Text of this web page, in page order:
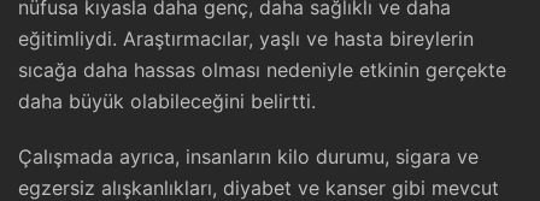
nüfusa kıyasla daha genç, daha sağlıklı ve daha
eğitimliydi. Araştırmacılar, yaşlı ve hasta bireylerin
sıcağa daha hassas olması nedeniyle etkinin gerçekte
daha büyük olabileceğini belirtti.
Çalışmada ayrıca, insanların kilo durumu, sigara ve
egzersiz alışkanlıkları, diyabet ve kanser gibi mevcut